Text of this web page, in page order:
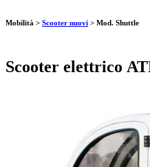
Mobilità > Scooter nuovi > Mod. Shuttle
Scooter elettrico